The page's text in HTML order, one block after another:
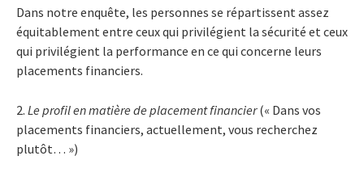
Dans notre enquête, les personnes se répartissent assez
équitablement entre ceux qui privilégient la sécurité et ceux
qui privilégient la performance en ce qui concerne leurs
placements financiers.
2. Le profil en matière de placement financier(« Dans vos
placements financiers, actuellement, vous recherchez
plutôt… »)